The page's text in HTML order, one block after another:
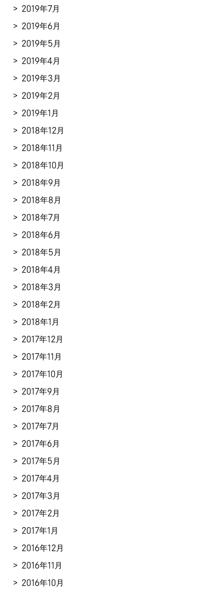
2019年7月
2019年6月
2019年5月
2019年4月
2019年3月
2019年2月
2019年1月
2018年12月
2018年11月
2018年10月
2018年9月
2018年8月
2018年7月
2018年6月
2018年5月
2018年4月
2018年3月
2018年2月
2018年1月
2017年12月
2017年11月
2017年10月
2017年9月
2017年8月
2017年7月
2017年6月
2017年5月
2017年4月
2017年3月
2017年2月
2017年1月
2016年12月
2016年11月
2016年10月